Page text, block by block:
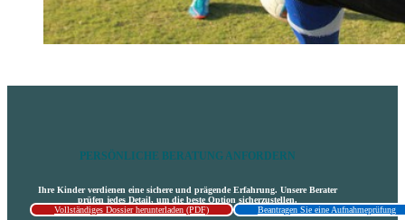
PERSÖNLICHE BERATUNG ANFORDERN
Ihre Kinder verdienen eine sichere und prägende Erfahrung. Unsere Berater
prüfen jedes Detail, um die beste Option sicherzustellen.
Vollständiges Dossier herunterladen (PDF)
Beantragen Sie eine Aufnahmeprüfung